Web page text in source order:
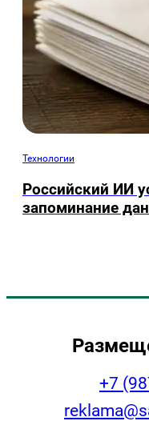
Технологии
Российский ИИ
запоминание
+7